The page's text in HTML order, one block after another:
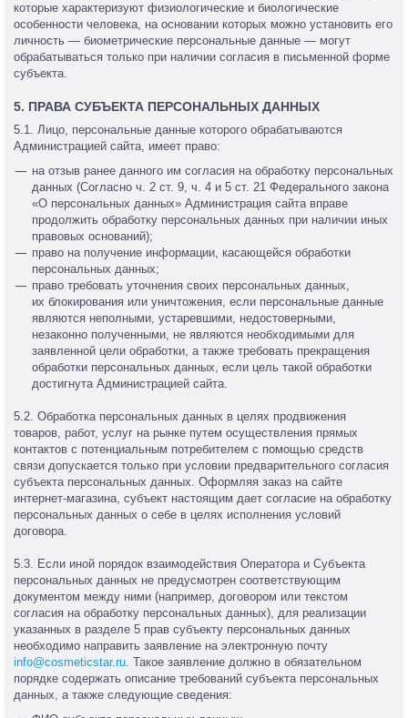
которые характеризуют физиологические и биологические
особенности человека, на основании которых можно установить его
личность — биометрические персональные данные — могут
обрабатываться только при наличии согласия в письменной форме
субъекта.
5. ПРАВА СУБЪЕКТА ПЕРСОНАЛЬНЫХ ДАННЫХ
5.1. Лицо, персональные данные которого обрабатываются
Администрацией сайта, имеет право:
на отзыв ранее данного им согласия на обработку персональных
данных (Согласно ч. 2 ст. 9, ч. 4 и 5 ст. 21 Федерального закона
«О персональных данных» Администрация сайта вправе
продолжить обработку персональных данных при наличии иных
правовых оснований);
право на получение информации, касающейся обработки
персональных данных;
право требовать уточнения своих персональных данных,
их блокирования или уничтожения, если персональные данные
являются неполными, устаревшими, недостоверными,
незаконно полученными, не являются необходимыми для
заявленной цели обработки, а также требовать прекращения
обработки персональных данных, если цель такой обработки
достигнута Администрацией сайта.
5.2. Обработка персональных данных в целях продвижения
товаров, работ, услуг на рынке путем осуществления прямых
контактов с потенциальным потребителем с помощью средств
связи допускается только при условии предварительного согласия
субъекта персональных данных. Оформляя заказ на сайте
интернет-магазина, субъект настоящим дает согласие на обработку
персональных данных о себе в целях исполнения условий
договора.
5.3. Если иной порядок взаимодействия Оператора и Субъекта
персональных данных не предусмотрен соответствующим
документом между ними (например, договором или текстом
согласия на обработку персональных данных), для реализации
указанных в разделе 5 прав субъекту персональных данных
необходимо направить заявление на электронную почту
info@cosmeticstar.ru. Такое заявление должно в обязательном
порядке содержать описание требований субъекта персональных
данных, а также следующие сведения: